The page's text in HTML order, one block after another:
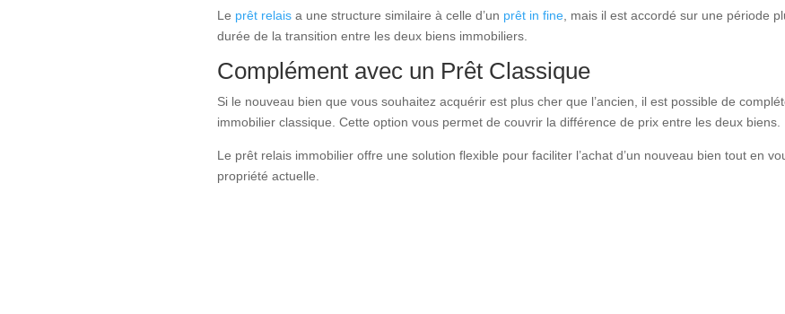
Le prêt relaisa une structure similaire à celle d’un prêt in fine, mais il est accordé sur une période
durée de la transition entre les deux biens immobiliers.
Complément avec un Prêt Classique
Si le nouveau bien que vous souhaitez acquérir est plus cher que l’ancien, il est possible de
immobilier classique. Cette option vous permet de couvrir la différence de prix entre les deux biens.
Le prêt relais immobilier offre une solution flexible pour faciliter l’achat d’un nouveau bien tout en
propriété actuelle.